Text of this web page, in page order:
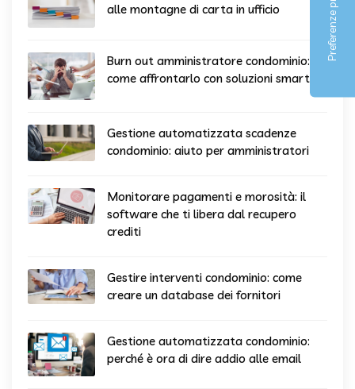
alle montagne di carta in ufficio
Burn out amministratore condominio:
come affrontarlo con soluzioni smart
Gestione automatizzata scadenze
condominio: aiuto per amministratori
Monitorare pagamenti e morosità: il
software che ti libera dal recupero
crediti
Gestire interventi condominio: come
creare un database dei fornitori
Gestione automatizzata condominio:
perché è ora di dire addio alle email